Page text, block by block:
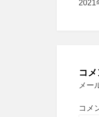
稿
ー
ョ
2021
コ
メー
コメ